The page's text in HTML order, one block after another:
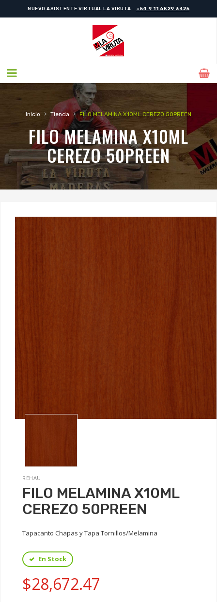
NUEVO ASISTENTE VIRTUAL LA VIRUTA - +54 9 11 6829 3425
Inicio › Tienda › FILO MELAMINA X10ML CEREZO 50PREEN
FILO MELAMINA X10ML
CEREZO 50PREEN
REHAU
FILO MELAMINA X10ML
CEREZO 50PREEN
Tapacanto Chapas y Tapa Tornillos/Melamina
En Stock
$28,672.47